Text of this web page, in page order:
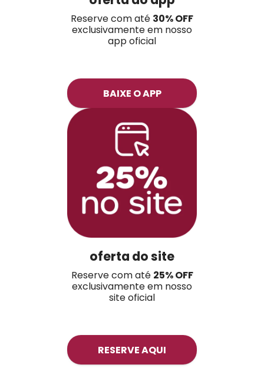
Reserve com até 30% OFF
exclusivamente em nosso
app oficial
BAIXE O APP
oferta do site
Reserve com até 25% OFF
exclusivamente em nosso
site oficial
RESERVE AQUI